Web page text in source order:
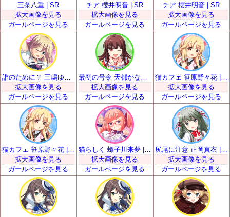
三条八重 | SR
拡大画像を見る
ガールページを見る
チア 櫻井明音 | SR
拡大画像を見る
ガールページを見る
チア 櫻井明音 | SR
拡大画像を見る
ガールページを見る
拡大画像を見る
ガールページを見る
拡大画像を見る
ガールページを見る
猫カフェ 笹原野々花 | SR
拡大画像を見る
ガールページを見る
拡大画像を見る
ガールページを見る
猫らしく 螺子川来夢 | SR
拡大画像を見る
ガールページを見る
尻尾に注意 正岡真衣 | SR
拡大画像を見る
ガールページを見る